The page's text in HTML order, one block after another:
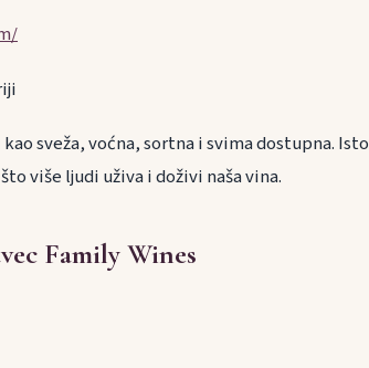
sveža, voćna, sortna i svima dostupna.
više ljudi uživa i doživi naša vina.
Family Wines